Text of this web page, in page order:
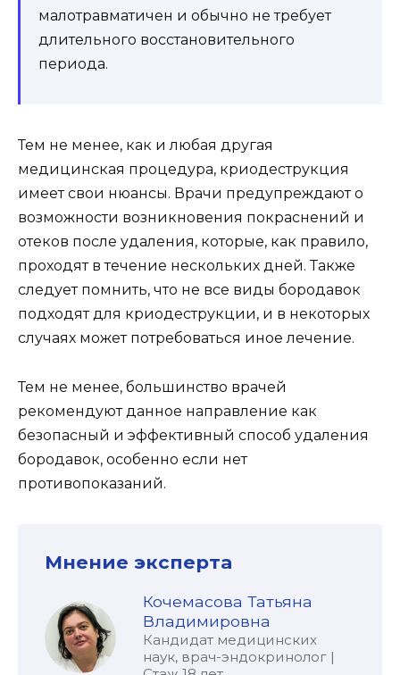
малотравматичен и обычно не требует
длительного восстановительного
периода.
Тем не менее, как и любая другая
медицинская процедура, криодеструкция
имеет свои нюансы. Врачи предупреждают о
возможности возникновения покраснений и
отеков после удаления, которые, как правило,
проходят в течение нескольких дней. Также
следует помнить, что не все виды бородавок
подходят для криодеструкции, и в некоторых
случаях может потребоваться иное лечение.
Тем не менее, большинство врачей
рекомендуют данное направление как
безопасный и эффективный способ удаления
бородавок, особенно если нет
противопоказаний.
Мнение эксперта
Кочемасова Татьяна
Владимировна
Кандидат медицинских
наук, врач-эндокринолог |